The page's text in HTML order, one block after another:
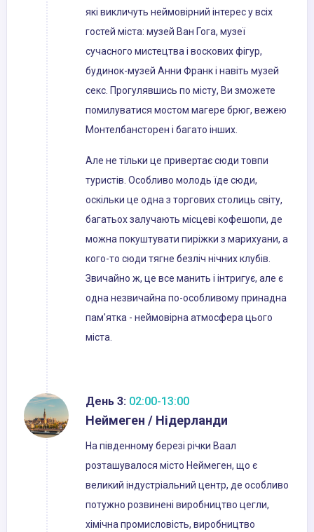
які викличуть неймовірний інтерес у всіх
гостей міста: музей Ван Гога, музеї
сучасного мистецтва і воскових фігур,
будинок-музей Анни Франк і навіть музей
секс. Прогулявшись по місту, Ви зможете
помилуватися мостом магере брюг, вежею
Монтелбансторен і багато інших.
Але не тільки це привертає сюди товпи
туристів. Особливо молодь їде сюди,
оскільки це одна з торгових столиць світу,
багатьох залучають місцеві кофешопи, де
можна покуштувати пиріжки з марихуани, а
кого-то сюди тягне безліч нічних клубів.
Звичайно ж, це все манить і інтригує, але є
одна незвичайна по-особливому принадна
пам'ятка - неймовірна атмосфера цього
міста.
День 3: 02:00-13:00
Неймеген / Нідерланди
На південному березі річки Ваал
розташувалося місто Неймеген, що є
великий індустріальний центр, де особливо
потужно розвинені виробництво цегли,
хімічна промисловість, виробництво